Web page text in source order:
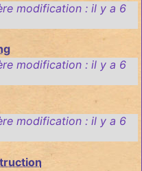
modification : il y a 6
modification : il y a 6
modification : il y a 6